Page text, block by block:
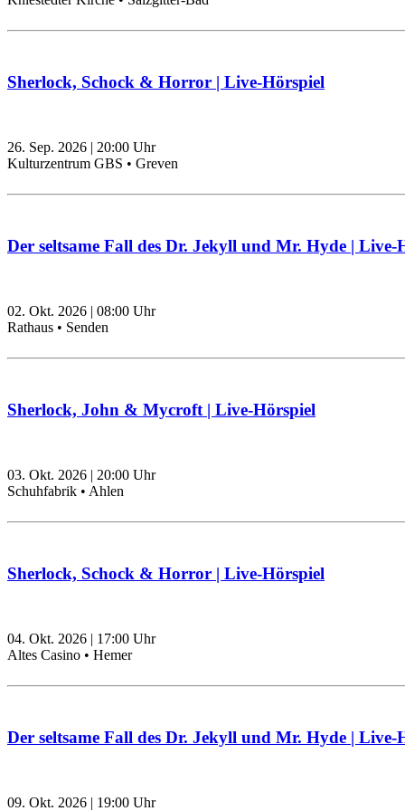
Sherlock, Schock & Horror | Live-Hörspiel
26. Sep. 2026 | 20:00 Uhr
Kulturzentrum GBS • Greven
Der seltsame Fall des Dr. Jekyll und Mr. Hyde | Live-
02. Okt. 2026 | 08:00 Uhr
Rathaus • Senden
Sherlock, John & Mycroft | Live-Hörspiel
03. Okt. 2026 | 20:00 Uhr
Schuhfabrik • Ahlen
Sherlock, Schock & Horror | Live-Hörspiel
04. Okt. 2026 | 17:00 Uhr
Altes Casino • Hemer
Der seltsame Fall des Dr. Jekyll und Mr. Hyde | Live-
09. Okt. 2026 | 19:00 Uhr